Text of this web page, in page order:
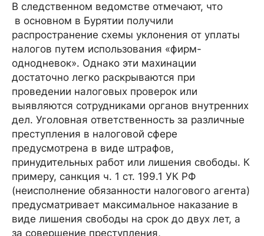
В следственном ведомстве отмечают, что
в основном в Бурятии получили
распространение схемы уклонения от уплаты
налогов путем использования «фирм-
однодневок». Однако эти махинации
достаточно легко раскрываются при
проведении налоговых проверок или
выявляются сотрудниками органов внутренних
дел. Уголовная ответственность за различные
преступления в налоговой сфере
предусмотрена в виде штрафов,
принудительных работ или лишения свободы. К
примеру, санкция ч. 1 ст. 199.1 УК РФ
(неисполнение обязанности налогового агента)
предусматривает максимальное наказание в
виде лишения свободы на срок до двух лет, а
за совершение преступления,